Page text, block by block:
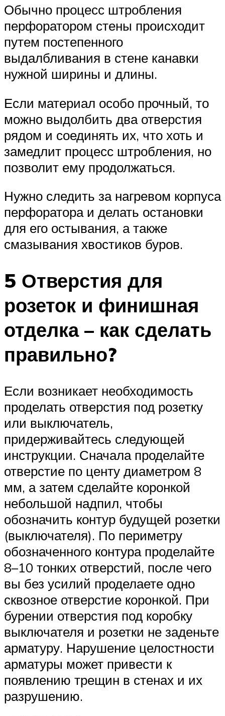
Обычно процесс штробления
перфоратором стены происходит
путем постепенного
выдалбливания в стене канавки
нужной ширины и длины.
Если материал особо прочный, то
можно выдолбить два отверстия
рядом и соединять их, что хоть и
замедлит процесс штробления, но
позволит ему продолжаться.
Нужно следить за нагревом корпуса
перфоратора и делать остановки
для его остывания, а также
смазывания хвостиков буров.
5 Отверстия для
розеток и финишная
отделка – как сделать
правильно?
Если возникает необходимость
проделать отверстия под розетку
или выключатель,
придерживайтесь следующей
инструкции. Сначала проделайте
отверстие по центу диаметром 8
мм, а затем сделайте коронкой
небольшой надпил, чтобы
обозначить контур будущей розетки
(выключателя). По периметру
обозначенного контура проделайте
8–10 тонких отверстий, после чего
вы без усилий проделаете одно
сквозное отверстие коронкой. При
бурении отверстия под коробку
выключателя и розетки не заденьте
арматуру. Нарушение целостности
арматуры может привести к
появлению трещин в стенах и их
разрушению.